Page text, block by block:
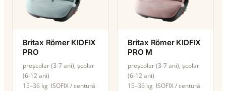
Britax Römer KIDFIX
PRO
preșcolar (3-7 ani), școlar
(6-12 ani)
15–36 kg ISOFIX / centură
Britax Römer KIDFIX
PRO M
preșcolar (3-7 ani), școlar
(6-12 ani)
15–36 kg ISOFIX / centură